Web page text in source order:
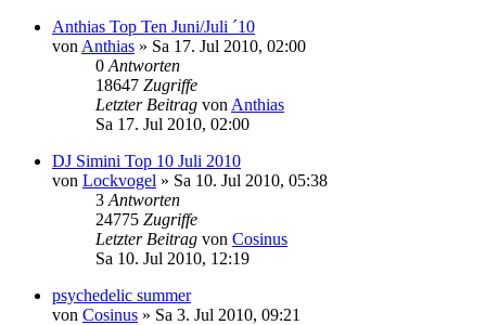
Anthias Top Ten Juni/Juli ´10
von Anthias » Sa 17. Jul 2010, 02:00
0 Antworten
18647 Zugriffe
Letzter Beitrag von Anthias
Sa 17. Jul 2010, 02:00
DJ Simini Top 10 Juli 2010
von Lockvogel » Sa 10. Jul 2010, 05:38
3 Antworten
24775 Zugriffe
Letzter Beitrag von Cosinus
Sa 10. Jul 2010, 12:19
psychedelic summer
von Cosinus » Sa 3. Jul 2010, 09:21